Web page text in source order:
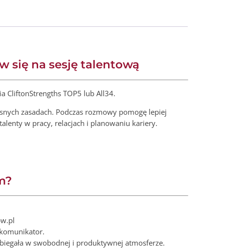
się na sesję talentową
CliftonStrengths TOP5 lub All34.
zasadach. Podczas rozmowy pomogę lepiej
w pracy, relacjach i planowaniu kariery.
w swobodnej i produktywnej atmosferze.